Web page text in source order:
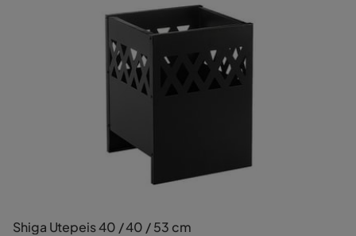
Shiga Utepeis 40 / 40 / 53 cm